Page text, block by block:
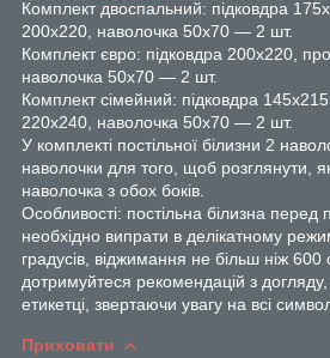
Комплект двоспальний: підковдра
200х220, наволочка 50х70 — 2 шт.
Комплект євро: підковдра 200х220,
наволочка 50х70 — 2 шт.
Комплект сімейний: підковдра
220х240, наволочка 50х70 — 2 шт.
У комплекті постільної білизни 2
наволочки для того, щоб розглянути,
наволочка з обох боків.
Особливості: постільна білизна
необхідно випрати в делікатному
градусів, віджимання не більш ніж 600
дотримуйтеся рекомендацій з
етикетці, звертаючи увагу на всі
Приховати